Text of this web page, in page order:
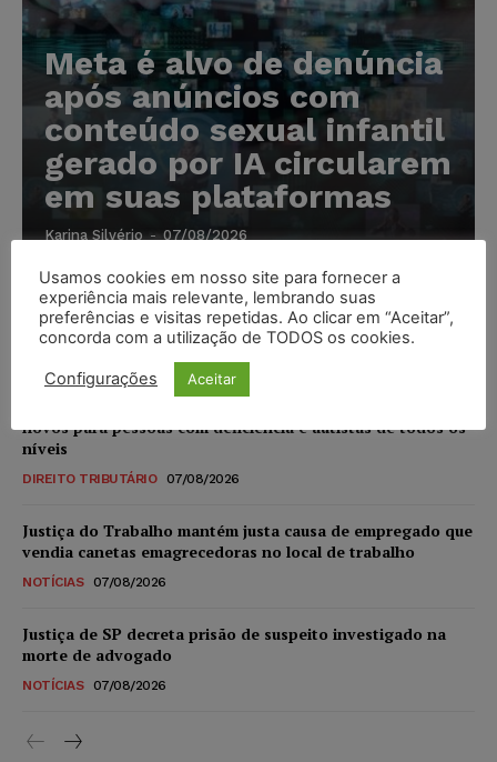
Meta é alvo de denúncia
após anúncios com
conteúdo sexual infantil
gerado por IA circularem
em suas plataformas
Karina Silvério - 07/08/2026
Advogado preso por suspeita de matar o filho tem
inscrição suspensa pela OAB-TO
novos para pessoas com deficiência e autistas de todos os
níveis
DIREITO TRIBUTÁRIO 07/08/2026
Justiça do Trabalho mantém justa causa de empregado que
vendia canetas emagrecedoras no local de trabalho
NOTÍCIAS 07/08/2026
Justiça de SP decreta prisão de suspeito investigado na
morte de advogado
NOTÍCIAS 07/08/2026
Usamos cookies em nosso site para fornecer a
experiência mais relevante, lembrando suas
preferências e visitas repetidas. Ao clicar em “Aceitar”,
concorda com a utilização de TODOS os cookies.
Configurações Aceitar